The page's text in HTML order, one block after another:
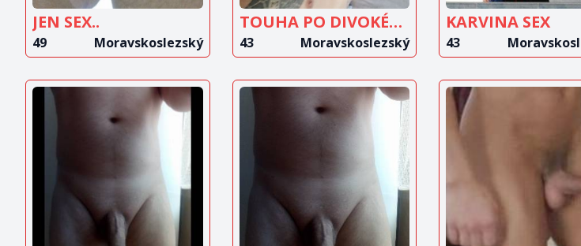
JEN SEX..
49 Moravskoslezský
TOUHA PO DIVOKÉM SEXU
43 Moravskoslezský
KARVINA SEX
43
ZOBRAZIT
INZERÁT
INZERÁT
ZOBRAZIT
INZERÁT